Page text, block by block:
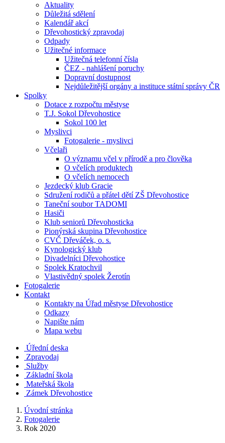
Aktuality
Důležitá sdělení
Kalendář akcí
Dřevohostický zpravodaj
Odpady
Užitečné informace
Užitečná telefonní čísla
ČEZ - nahlášení poruchy
Dopravní dostupnost
Nejdůležitější orgány a instituce státní správy ČR
Spolky
Dotace z rozpočtu městyse
T.J. Sokol Dřevohostice
Sokol 100 let
Myslivci
Fotogalerie - myslivci
Včelaři
O významu včel v přírodě a pro člověka
O včelích produktech
O včelích nemocech
Jezdecký klub Gracie
Sdružení rodičů a přátel dětí ZŠ Dřevohostice
Taneční soubor TADOMI
Hasiči
Klub seniorů Dřevohosticka
Pionýrská skupina Dřevohostice
CVČ Dřeváček, o. s.
Kynologický klub
Divadelníci Dřevohostice
Spolek Kratochvil
Vlastivědný spolek Žerotín
Fotogalerie
Kontakt
Kontakty na Úřad městyse Dřevohostice
Odkazy
Napište nám
Mapa webu
Úřední deska
Zpravodaj
Služby
Základní škola
Mateřská škola
Zámek Dřevohostice
Úvodní stránka
Fotogalerie
Rok 2020